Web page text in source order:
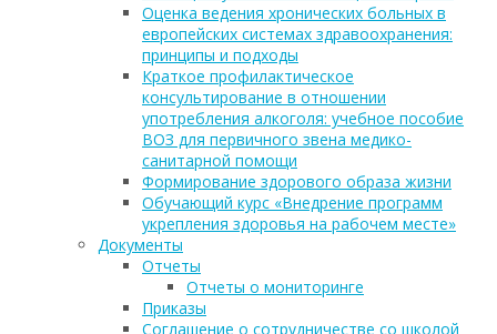
Оценка ведения хронических больных в
европейских системах здравоохранения:
принципы и подходы
Краткое профилактическое
консультирование в отношении
употребления алкоголя: учебное пособие
ВОЗ для первичного звена медико-
санитарной помощи
Формирование здорового образа жизни
Обучающий курс «Внедрение программ
укрепления здоровья на рабочем месте»
Документы
Отчеты
Отчеты о мониторинге
Приказы
Соглашение о сотрудничестве со школой